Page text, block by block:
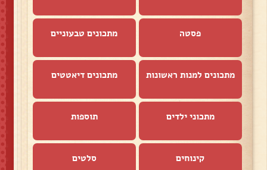
פסטה מתכונים טבעוניים
מתכונים למנות ראשונות מתכונים דיאטטים
מתכוני ילדים תוספות
קינוחים סלטים